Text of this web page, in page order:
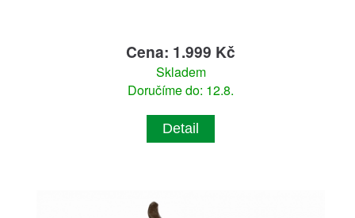
Cena: 1.999 Kč
Skladem
Doručíme do: 12.8.
Detail